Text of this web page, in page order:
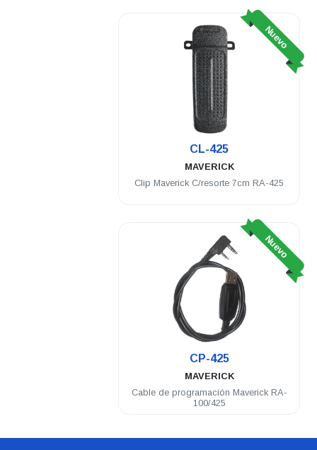
Nuevo
CL-425
MAVERICK
Clip Maverick C/resorte 7cm RA-425
Nuevo
CP-425
MAVERICK
Cable de programación Maverick RA-
100/425